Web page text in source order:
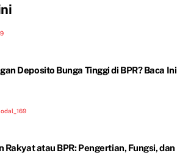
Deposito Bunga Tinggi di BPR? Baca Ini
Rakyat atau BPR: Pengertian, Fungsi, dan